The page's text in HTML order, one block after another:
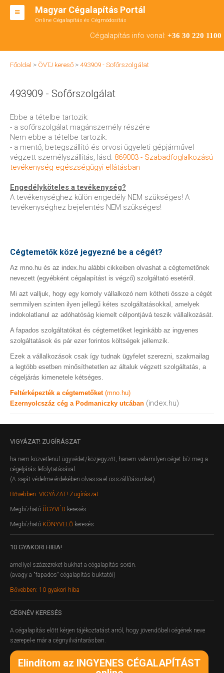
Magyar Cégalapítás Portál
Online Cégalapítás és Cégmódosítás
Cégalapítás info vonal: +36 30 220 1100
BT ALAPÍTÁS
CÉGMÓDOSÍTÁS
ÁTALAKULÁS
TEÁOR SZÁMOK '08
ENGEDÉLYKÖTELES
IRODÁK
Főoldal > ÖVTJ kereső > 493909 - Sofőrszolgálat
493909 - Sofőrszolgálat
Ebbe a tételbe tartozik:
- a sofőrszolgálat magánszemély részére
Nem ebbe a tételbe tartozik:
- a mentő, betegszállító és orvosi ügyeleti gépjárművel
végzett személyszállítás, lásd: 869003 - Szabadfoglalkozású
tevékenység egészségügyi ellátásban
Engedélyköteles a tevékenység?
A tevékenységhez külön engedély NEM szükséges! A
tevékenységhez bejelentés NEM szükséges!
Cégtemetők közé jegyezné be a cégét?
Az mno.hu és az index.hu alábbi cikkeiben olvashat a cégtemetőnek
nevezett (egyébként cégalapítást is végző) szolgáltató esetéről.
Mi azt valljuk, hogy egy komoly vállalkozó nem kötheti össze a cégét
semmilyen szinten ilyen jellegű kétes szolgáltatásokkal, amelyek
indokolatlanul az adóhatóság kiemelt célpontjává teszik vállalkozását.
A fapados szolgáltatókat és cégtemetőket leginkább az ingyenes
szolgáltatások és pár ezer forintos költségek jellemzik.
Ezek a vállalkozások csak így tudnak ügyfelet szerezni, szakmailag
a legtöbb esetben minősíthetetlen az általuk végzett szolgáltatás, a
cégeljárás kimenetele kétséges.
Feltérképezték a cégtemetőket (mno.hu)
Ezernyolcszáz cég a Podmaniczky utcában (index.hu)
VIGYÁZAT! ZUGÍRÁSZAT
ha nem közvetlenül ügyvédet/közjegyzőt, hanem valamilyen céget bíz meg a
cégeljárás lefolytatásával.
(A saját védelme érdekében olvassa el összállításunkat)
Bővebben: VIGYÁZAT! Zugírászat
Megbízható ÜGYVÉD keresés
Megbízható KÖNYVELŐ keresés
10 GYAKORI HIBA!
amellyel százezreket bukhat a cégalapítás során.
(avagy a "fapados" cégalapítás buktatói)
Bővebben: 10 gyakori hiba
CÉGNÉV KERESÉS
A cégalapítás előtt kérjen tájékoztatást arról, hogy jövendőbeli cégének neve
szerepel-e már a cégnyilvántarásban.
Elindítom az INGYENES CÉGALAPÍTÁST